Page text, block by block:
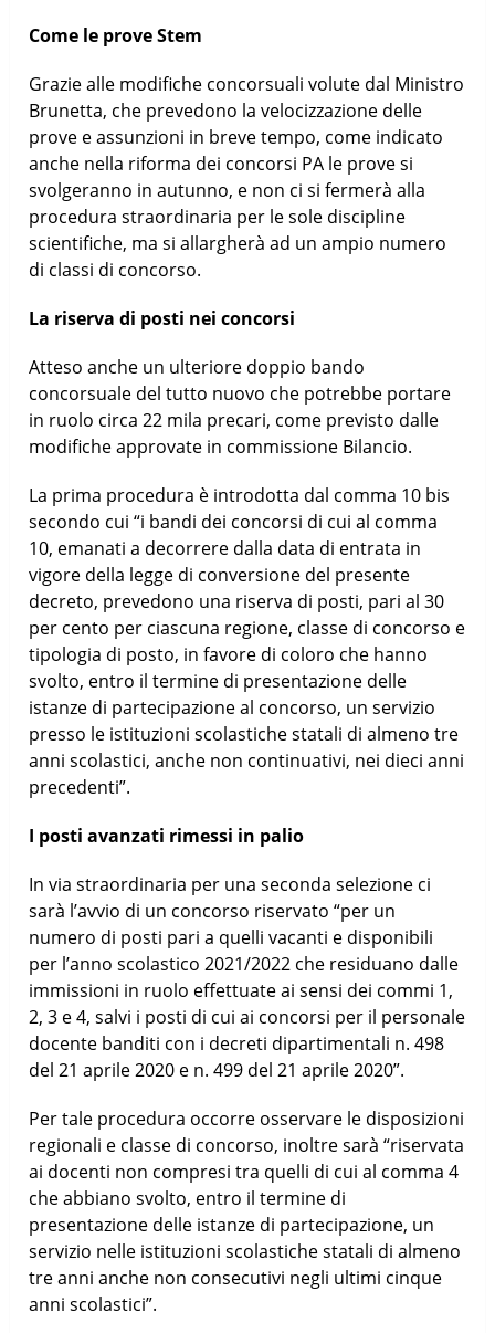
Come le prove Stem
Grazie alle modifiche concorsuali volute dal Ministro
Brunetta, che prevedono la velocizzazione delle
prove e assunzioni in breve tempo, come indicato
anche nella riforma dei concorsi PA le prove si
svolgeranno in autunno, e non ci si fermerà alla
procedura straordinaria per le sole discipline
scientifiche, ma si allargherà ad un ampio numero
di classi di concorso.
La riserva di posti nei concorsi
Atteso anche un ulteriore doppio bando
concorsuale del tutto nuovo che potrebbe portare
in ruolo circa 22 mila precari, come previsto dalle
modifiche approvate in commissione Bilancio.
La prima procedura è introdotta dal comma 10 bis
secondo cui “i bandi dei concorsi di cui al comma
10, emanati a decorrere dalla data di entrata in
vigore della legge di conversione del presente
decreto, prevedono una riserva di posti, pari al 30
per cento per ciascuna regione, classe di concorso e
tipologia di posto, in favore di coloro che hanno
svolto, entro il termine di presentazione delle
istanze di partecipazione al concorso, un servizio
presso le istituzioni scolastiche statali di almeno tre
anni scolastici, anche non continuativi, nei dieci anni
precedenti”.
I posti avanzati rimessi in palio
In via straordinaria per una seconda selezione ci
sarà l’avvio di un concorso riservato “per un
numero di posti pari a quelli vacanti e disponibili
per l’anno scolastico 2021/2022 che residuano dalle
immissioni in ruolo effettuate ai sensi dei commi 1,
2, 3 e 4, salvi i posti di cui ai concorsi per il personale
docente banditi con i decreti dipartimentali n. 498
del 21 aprile 2020 e n. 499 del 21 aprile 2020”.
Per tale procedura occorre osservare le disposizioni
regionali e classe di concorso, inoltre sarà “riservata
ai docenti non compresi tra quelli di cui al comma 4
che abbiano svolto, entro il termine di
presentazione delle istanze di partecipazione, un
servizio nelle istituzioni scolastiche statali di almeno
tre anni anche non consecutivi negli ultimi cinque
anni scolastici”.